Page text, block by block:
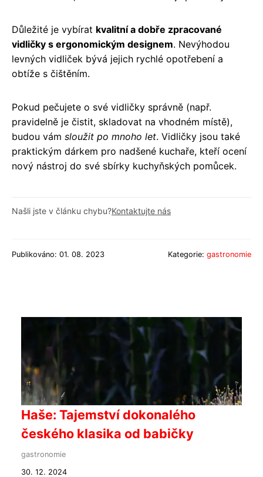
Důležité je vybírat kvalitní a dobře zpracované
vidličky s ergonomickým designem. Nevýhodou
levných vidliček bývá jejich rychlé opotřebení a
obtíže s čištěním.
Pokud pečujete o své vidličky správně (např.
pravidelně je čistit, skladovat na vhodném místě),
budou vám sloužit po mnoho let. Vidličky jsou také
praktickým dárkem pro nadšené kuchaře, kteří ocení
nový nástroj do své sbírky kuchyňských pomůcek.
Našli jste v článku chybu?Kontaktujte nás
Publikováno: 01. 08. 2023 Kategorie: gastronomie
Haše: Tajemství dokonalého
českého klasika od babičky
gastronomie
30. 12. 2024